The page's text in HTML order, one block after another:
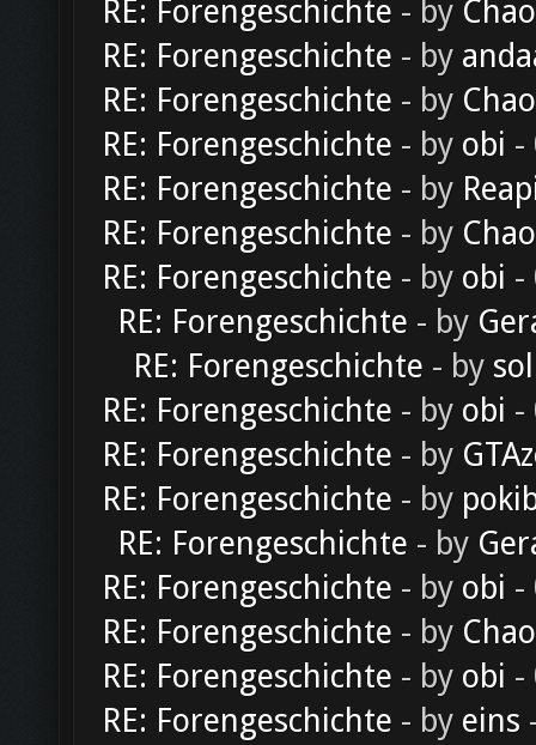
RE: Forengeschichte - by
RE: Forengeschichte - by
RE: Forengeschichte - by
RE: Forengeschichte - by obi -
RE: Forengeschichte - by
RE: Forengeschichte - by
RE: Forengeschichte - by obi -
RE: Forengeschichte - by
RE: Forengeschichte - by
RE: Forengeschichte - by obi -
RE: Forengeschichte - by
RE: Forengeschichte - by
RE: Forengeschichte - by
RE: Forengeschichte - by obi -
RE: Forengeschichte - by
RE: Forengeschichte - by obi -
RE: Forengeschichte - by eins